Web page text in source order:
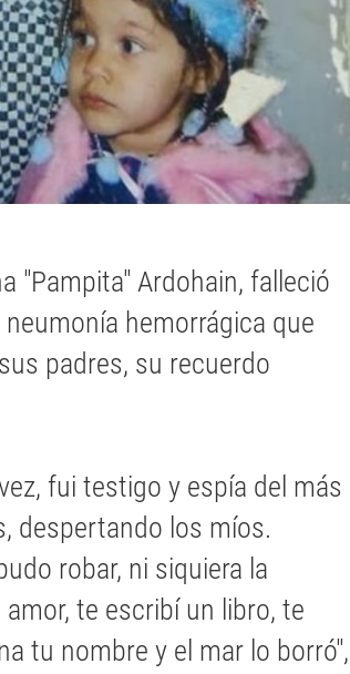
"Pampita" Ardohain, falleció
hemorrágica que
padres, su recuerdo
fui testigo y espía del más
despertando los míos.
robar, ni siquiera la
te escribí un libro, te
tu nombre y el mar lo borró",